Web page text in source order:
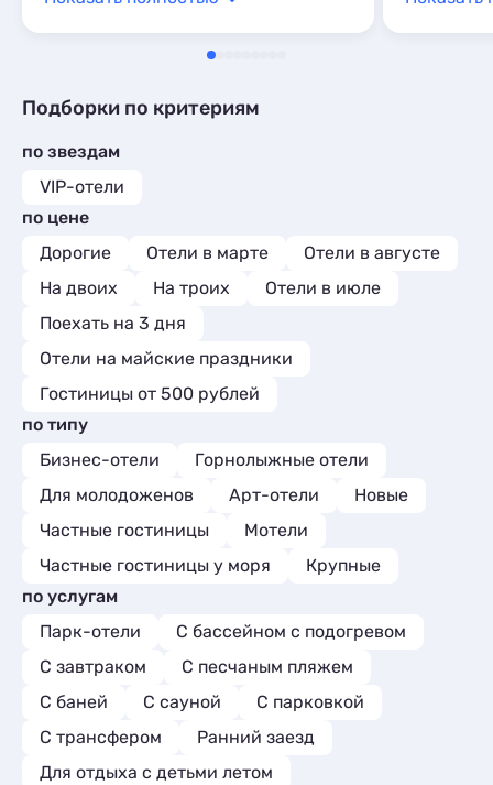
Подборки по критериям
по звездам
VIP-отели
по цене
Дорогие
Отели в марте
Отели в августе
На двоих
На троих
Отели в июле
Поехать на 3 дня
Отели на майские праздники
Гостиницы от 500 рублей
по типу
Бизнес-отели
Горнолыжные отели
Для молодоженов
Арт-отели
Новые
Частные гостиницы
Мотели
Частные гостиницы у моря
Крупные
по услугам
Парк-отели
С бассейном с подогревом
С завтраком
С песчаным пляжем
С баней
С сауной
С парковкой
С трансфером
Ранний заезд
Для отдыха с детьми летом